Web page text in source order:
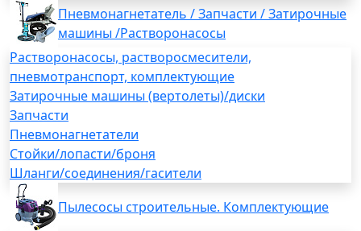
Пневмонагнетатель / Запчасти / Затирочные
машины /Растворонасосы
Растворонасосы, растворосмесители,
пневмотранспорт, комплектующие
Затирочные машины (вертолеты)/диски
Запчасти
Пневмонагнетатели
Стойки/лопасти/броня
Шланги/соединения/гасители
Пылесосы строительные. Комплектующие